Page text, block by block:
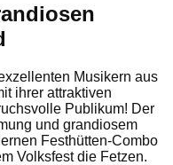
Musikern aus
ihrer attraktiven
Publikum! Der
und grandiosem
Festhütten-Combo
Volksfest die Fetzen.